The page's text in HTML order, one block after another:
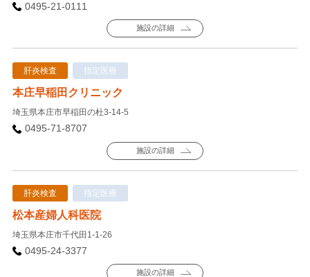
0495-21-0111
施設の詳細
肝炎検査 指定医療
本庄早稲田クリニック
埼玉県本庄市早稲田の杜3-14-5
0495-71-8707
施設の詳細
肝炎検査 指定医療
松本産婦人科医院
埼玉県本庄市千代田1-1-26
0495-24-3377
施設の詳細